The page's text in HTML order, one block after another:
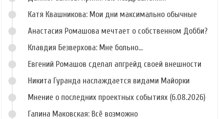
Катя Квашникова: Мои дни максимально обычные
Анастасия Ромашова мечтает о собственном Добби?
Клавдия Безверхова: Мне больно...
Евгений Ромашов сделал апгрейд своей внешности
Никита Гуранда наслаждается видами Майорки
Мнение о последних проектных событиях (6.08.2026)
Галина Маковская: Всё возможно